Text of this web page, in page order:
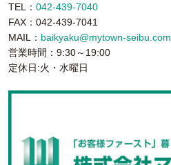
TEL： 042-439-7040
FAX：042-439-7041
MAIL： baikyaku@mytown-seibu.com
営業時間：9:30～19:00
定休日:火・水曜日